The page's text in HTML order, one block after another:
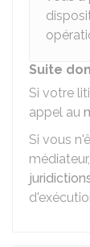
Suite
Si votre
appel au
Si vous